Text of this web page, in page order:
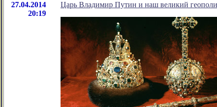
27.04.2014
20:19
Царь Владимир Путин и наш великий